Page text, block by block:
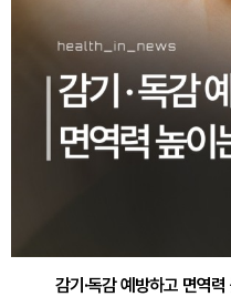
감기·독감 예방하고 면역